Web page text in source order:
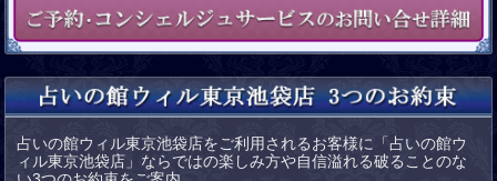
占いの館ウィル東京池袋店をご利用されるお客様に「占いの館ウ
ィル東京池袋店」ならではの楽しみ方や自信溢れる破ることのな